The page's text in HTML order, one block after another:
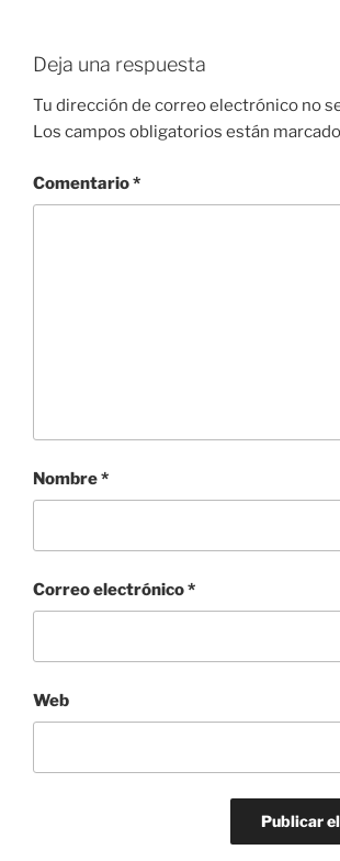
Deja una respuesta
Tu dirección de correo electrónico no
Los campos obligatorios están
Comentario*
Nombre*
Correo electrónico*
Web